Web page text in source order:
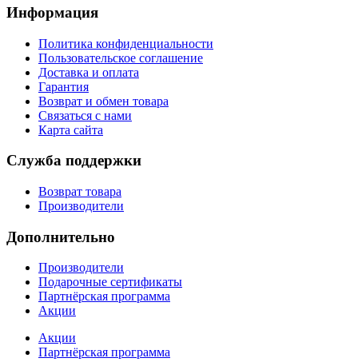
Информация
Политика конфиденциальности
Пользовательское соглашение
Доставка и оплата
Гарантия
Возврат и обмен товара
Связаться с нами
Карта сайта
Служба поддержки
Возврат товара
Производители
Дополнительно
Производители
Подарочные сертификаты
Партнёрская программа
Акции
Акции
Партнёрская программа